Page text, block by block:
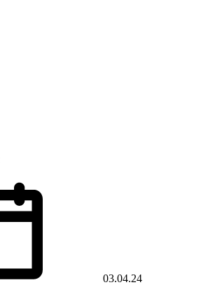
03.04.24